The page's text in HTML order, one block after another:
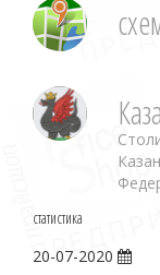
статистика
20-07-2020